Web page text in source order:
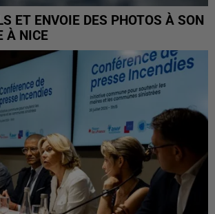
ET ENVOIE DES PHOTOS À SON
À NICE